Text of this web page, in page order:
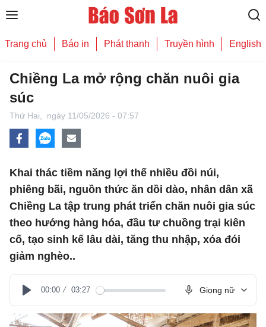
Trang chủ Báo in Phát thanh Truyền hình English
Chiềng La mở rộng chăn nuôi gia
súc
Thứ Hai, ngày 11/05/2026 - 07:57
Khai thác tiềm năng lợi thế nhiều đồi núi,
phiêng bãi, nguồn thức ăn dồi dào, nhân dân xã
Chiềng La tập trung phát triển chăn nuôi gia súc
theo hướng hàng hóa, đầu tư chuồng trại kiên
cố, tạo sinh kế lâu dài, tăng thu nhập, xóa đói
giảm nghèo..
Play
00:00 03:27 Giọng nữ